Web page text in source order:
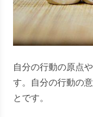
自分の行動の原点
す。自分の行動の
とです。